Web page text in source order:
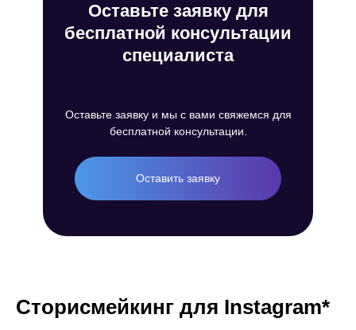
Оставьте заявку для
бесплатной консультации
специалиста
Оставьте заявку и мы с вами свяжемся для
бесплатной консультации.
Оставить заявку
Сторисмейкинг для Instagram*
Москва
пр. Чермянский. 7
Черногория
(Montenegro, Tivat - Porto